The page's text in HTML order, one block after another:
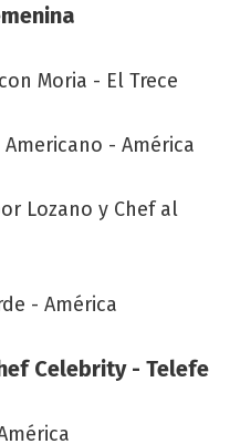
Moria - El Trece
- América
Lozano y Chef al
- América
Celebrity - Telefe